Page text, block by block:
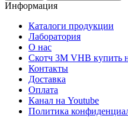
Информация
Каталоги продукции
Лаборатория
О нас
Скотч 3M VHB купить
Контакты
Доставка
Оплата
Канал на Youtube
Политика